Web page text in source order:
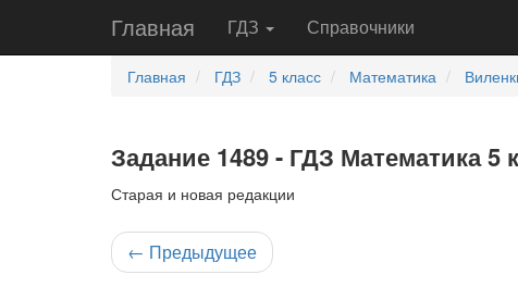
Главная ГДЗ Справочники
Главная ГДЗ 5 класс Математика
Задание 1489 - ГДЗ Математика
Старая и новая редакции
← Предыдущее